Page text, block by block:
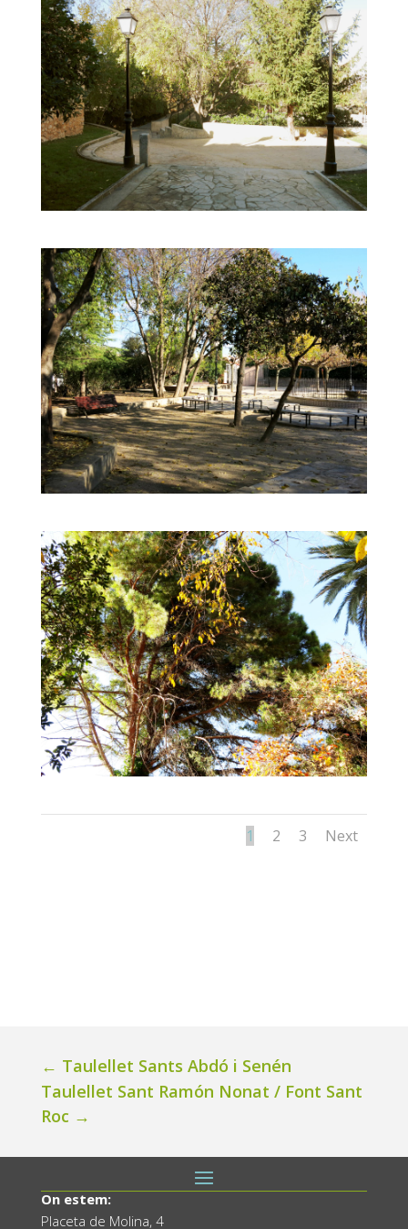
1 2 3 Next
← Taulellet Sants Abdó i Senén
Taulellet Sant Ramón Nonat / Font Sant
Roc →
On estem:
Placeta de Molina, 4